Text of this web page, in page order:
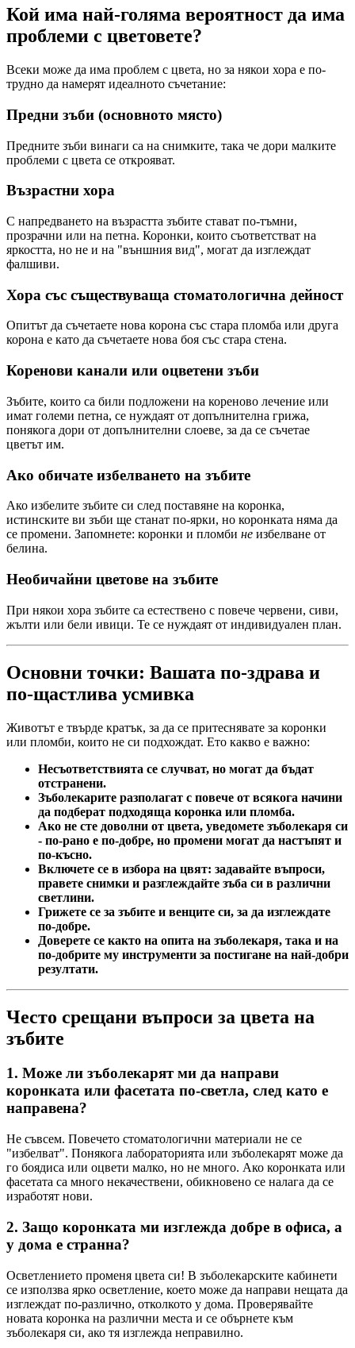
Кой има най-голяма вероятност да има
проблеми с цветовете?
Всеки може да има проблем с цвета, но за някои хора е по-
трудно да намерят идеалното съчетание:
Предни зъби (основното място)
Предните зъби винаги са на снимките, така че дори малките
проблеми с цвета се открояват.
Възрастни хора
С напредването на възрастта зъбите стават по-тъмни,
прозрачни или на петна. Коронки, които съответстват на
яркостта, но не и на "външния вид", могат да изглеждат
фалшиви.
Хора със съществуваща стоматологична дейност
Опитът да съчетаете нова корона със стара пломба или друга
корона е като да съчетаете нова боя със стара стена.
Коренови канали или оцветени зъби
Зъбите, които са били подложени на кореново лечение или
имат големи петна, се нуждаят от допълнителна грижа,
понякога дори от допълнителни слоеве, за да се съчетае
цветът им.
Ако обичате избелването на зъбите
Ако избелите зъбите си след поставяне на коронка,
истинските ви зъби ще станат по-ярки, но коронката няма да
се промени. Запомнете: коронки и пломби не избелване от
белина.
Необичайни цветове на зъбите
При някои хора зъбите са естествено с повече червени, сиви,
жълти или бели ивици. Те се нуждаят от индивидуален план.
Основни точки: Вашата по-здрава и
по-щастлива усмивка
Животът е твърде кратък, за да се притеснявате за коронки
или пломби, които не си подхождат. Ето какво е важно:
Несъответствията се случват, но могат да бъдат
отстранени.
Зъболекарите разполагат с повече от всякога начини
да подберат подходяща коронка или пломба.
Ако не сте доволни от цвета, уведомете зъболекаря си
- по-рано е по-добре, но промени могат да настъпят и
по-късно.
Включете се в избора на цвят: задавайте въпроси,
правете снимки и разглеждайте зъба си в различни
светлини.
Грижете се за зъбите и венците си, за да изглеждате
по-добре.
Доверете се както на опита на зъболекаря, така и на
по-добрите му инструменти за постигане на най-добри
резултати.
Често срещани въпроси за цвета на
зъбите
1. Може ли зъболекарят ми да направи
коронката или фасетата по-светла, след като е
направена?
Не съвсем. Повечето стоматологични материали не се
"избелват". Понякога лабораторията или зъболекарят може да
го боядиса или оцвети малко, но не много. Ако коронката или
фасетата са много некачествени, обикновено се налага да се
изработят нови.
2. Защо коронката ми изглежда добре в офиса, а
у дома е странна?
Осветлението променя цвета си! В зъболекарските кабинети
се използва ярко осветление, което може да направи нещата да
изглеждат по-различно, отколкото у дома. Проверявайте
новата коронка на различни места и се обърнете към
зъболекаря си, ако тя изглежда неправилно.